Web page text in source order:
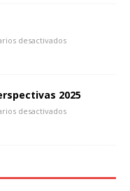
desactivados
2025
desactivados